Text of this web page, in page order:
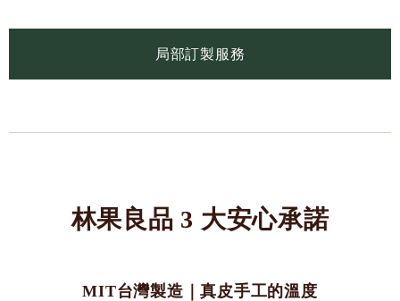
局部訂製服務
林果良品 3 大安心承諾
MIT台灣製造｜真皮手工的溫度